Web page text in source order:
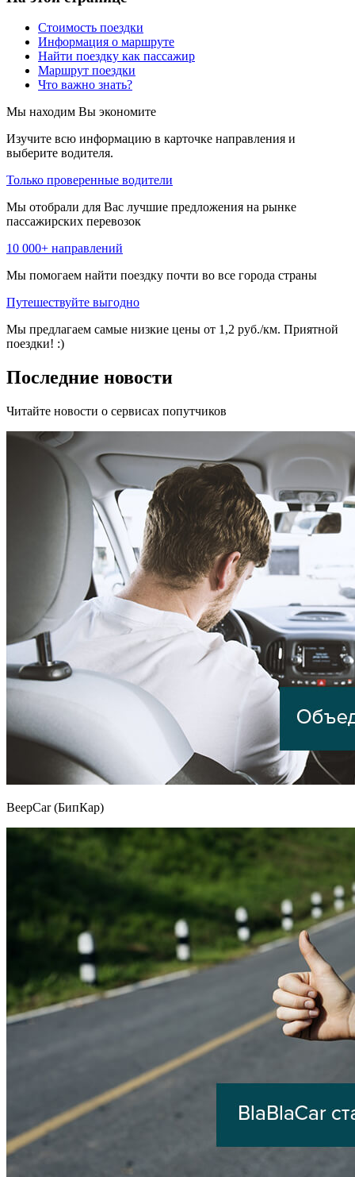
Стоимость поездки
Информация о маршруте
Найти поездку как пассажир
Маршрут поездки
Что важно знать?
Мы находим Вы экономите
Изучите всю информацию в карточке направления и
выберите водителя.
Только проверенные водители
Мы отобрали для Вас лучшие предложения на рынке
пассажирских перевозок
10 000+ направлений
Мы помогаем найти поездку почти во все города страны
Путешествуйте выгодно
Мы предлагаем самые низкие цены от 1,2 руб./км. Приятной
поездки! :)
Последние новости
Читайте новости о сервисах попутчиков
BeepCar (БипКар)